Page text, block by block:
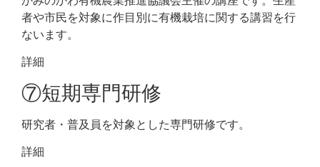
者や市民を対象に作目別に有機栽培に関する講習を行
ないます。
詳細
⑦短期専門研修
研究者・普及員を対象とした専門研修です。
詳細